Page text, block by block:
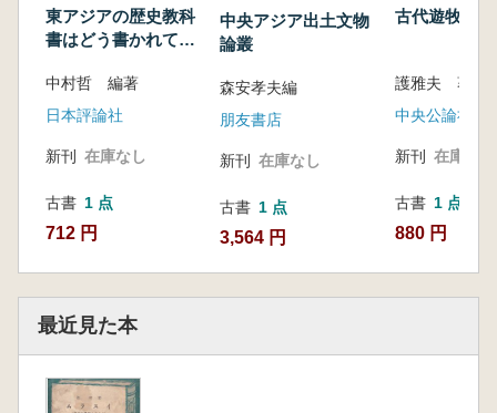
東アジアの歴史教科
書はどう書かれてい
台の歴史教科書の比
較から
中村哲 編著
日本評論社
新刊 在庫なし
古書 1 点
712 円
中央アジア出土文物
論叢
森安孝夫編
朋友書店
新刊 在庫なし
古書 1 点
3,564 円
古代遊牧帝国
護雅夫 著
中央公論社
新刊 在庫なし
古書 1 点
880 円
最近見た本